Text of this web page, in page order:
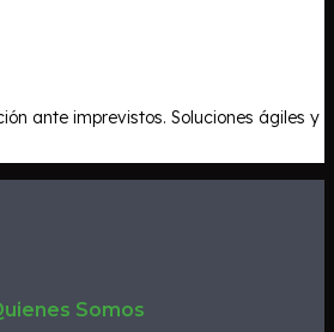
ante imprevistos. Soluciones ágiles y
Somos